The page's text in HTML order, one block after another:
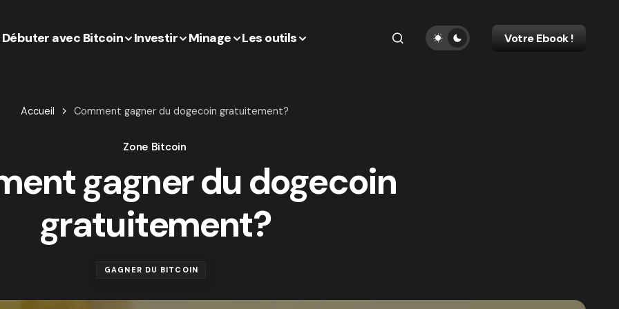
Débuter avec Bitcoin Investir Minage Les outils Votre Ebook !
Accueil Comment gagner du dogecoin gratuitement?
Zone Bitcoin
gagner du dogecoin
gratuitement?
GAGNER DU BITCOIN